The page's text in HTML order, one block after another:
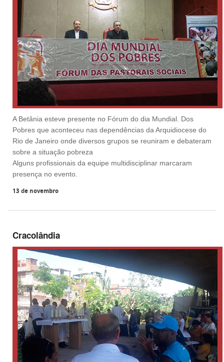
A Betânia esteve presente no Fórum do dia Mundial. Dos
Pobres que aconteceu nas dependências da Arquidiocese do
Rio de Janeiro onde diversos grupos se reuniram e debateram
sobre a situação pobreza
Alguns profissionais da equipe multidisciplinar marcaram
presença no evento.
13 de novembro
Cracolândia